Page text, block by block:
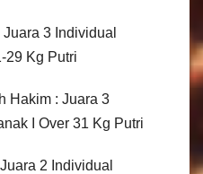
3 Individual
29 Kg Putri
Hakim : Juara 3
I Over 31 Kg Putri
2 Individual